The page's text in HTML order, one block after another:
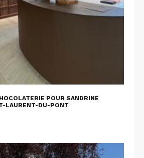
POUR SANDRINE
LAURENT-DU-PONT